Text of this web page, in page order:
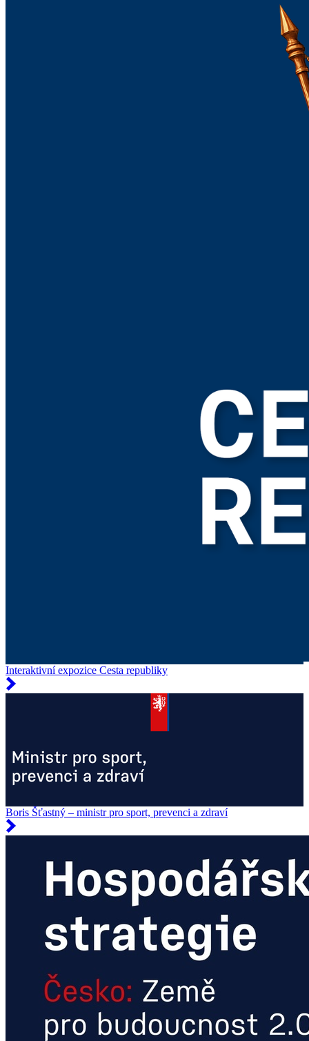
Interaktivní expozice Cesta republiky
Boris Šťastný – ministr pro sport, prevenci a zdraví